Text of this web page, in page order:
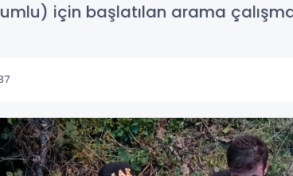
için başlatılan arama